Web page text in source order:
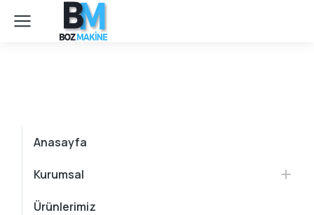
Anasayfa
Kurumsal
Ürünlerimiz